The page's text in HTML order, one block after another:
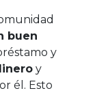
buen
y
y
él. Esto